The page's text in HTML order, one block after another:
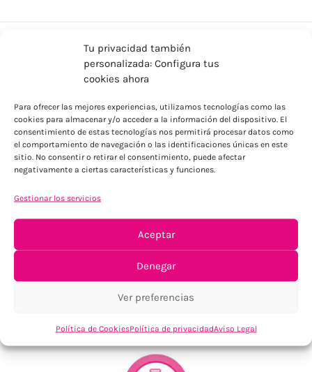
Tu privacidad también
personalizada: Configura tus
cookies ahora
Para ofrecer las mejores experiencias, utilizamos tecnologías como las
cookies para almacenar y/o acceder a la información del dispositivo. El
consentimiento de estas tecnologías nos permitirá procesar datos como
el comportamiento de navegación o las identificaciones únicas en este
sitio. No consentir o retirar el consentimiento, puede afectar
negativamente a ciertas características y funciones.
Gestionar los servicios
Aceptar
Denegar
Ver preferencias
Política de CookiesPolítica de privacidadAviso Legal
ENVÍOS ECONÓMICOS
Para Península, resto consultar
TU SATISFACCIÓN = LA NUESTRA